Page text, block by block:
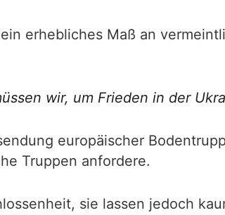
erhebliches Maß an
wir, um Frieden in der
europäischer
Truppen anfordere.
sie lassen jedoch